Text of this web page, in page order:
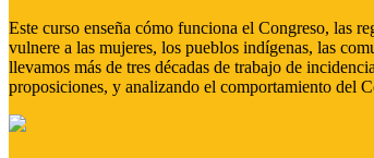
Este curso enseña cómo funciona el Congreso, las
vulnere a las mujeres, los pueblos indígenas, las
llevamos más de tres décadas de trabajo de
proposiciones, y analizando el comportamiento del